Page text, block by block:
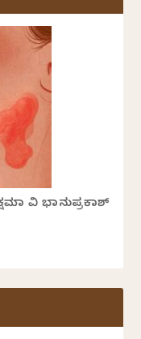
ವಿ ಭಾನುಪ್ರಕಾಶ್